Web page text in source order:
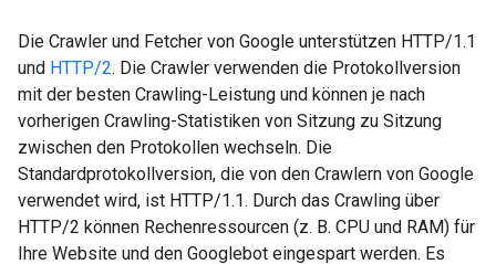
Die Crawler und Fetcher von Google unterstützen HTTP/1.1
und HTTP/2. Die Crawler verwenden die Protokollversion
mit der besten Crawling-Leistung und können je nach
vorherigen Crawling-Statistiken von Sitzung zu Sitzung
zwischen den Protokollen wechseln. Die
Standardprotokollversion, die von den Crawlern von Google
verwendet wird, ist HTTP/1.1. Durch das Crawling über
HTTP/2 können Rechenressourcen (z. B. CPU und RAM) für
Ihre Website und den Googlebot eingespart werden. Es